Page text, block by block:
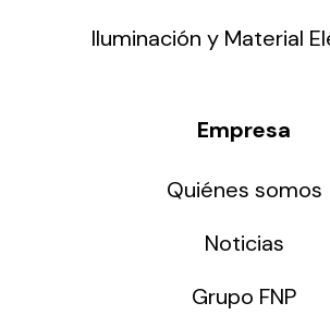
Iluminación y Material
Empresa
Quiénes somos
Noticias
Grupo FNP